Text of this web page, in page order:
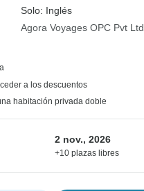
Solo: Inglés
Agora Voyages OPC Pvt Ltd
a los descuentos
habitación privada doble
2 nov., 2026
+10 plazas libres